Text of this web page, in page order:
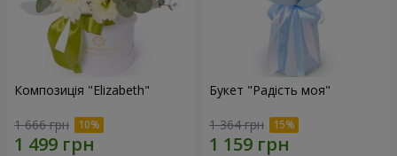
Композиція "Elizabeth"
1 666 грн
Букет "Радість моя"
1 364 грн